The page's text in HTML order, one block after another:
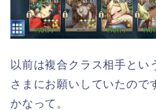
以前は複合クラス相手とい
さまにお願いしていたので
かなって。